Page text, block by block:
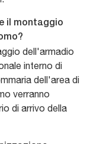
il montaggio
dell'armadio
interno di
dell'area di
verranno
di arrivo della